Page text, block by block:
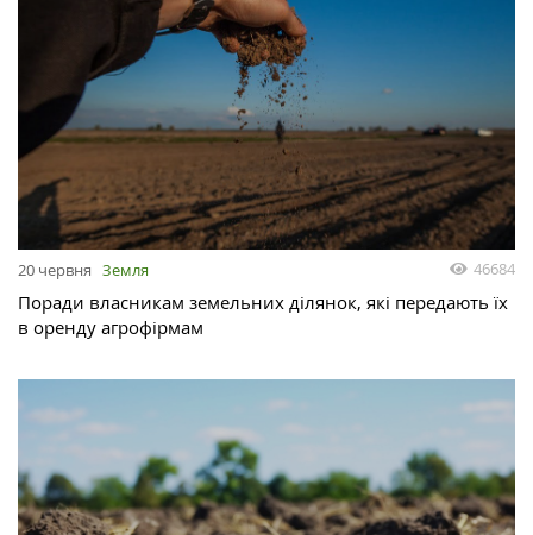
20 червня Земля 46684
Поради власникам земельних ділянок, які передають їх
в оренду агрофірмам